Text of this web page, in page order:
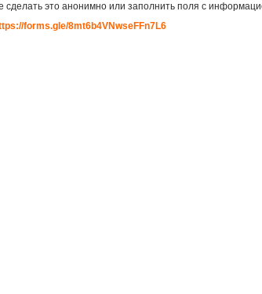
сделать это анонимно или заполнить поля с
forms.gle/8mt6b4VNwseFFn7L6